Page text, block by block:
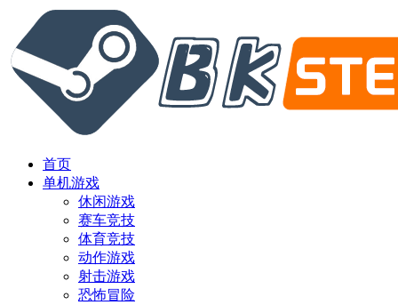
首页
单机游戏
休闲游戏
赛车竞技
体育竞技
动作游戏
射击游戏
恐怖冒险